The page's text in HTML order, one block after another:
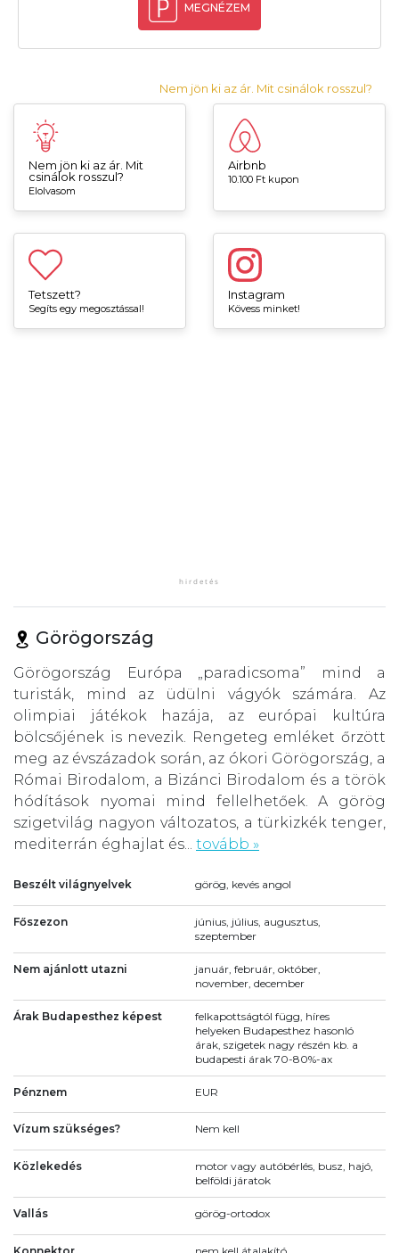
MEGNÉZEM
Nem jön ki az ár. Mit csinálok rosszul?
Nem jön ki az ár. Mit
csinálok rosszul?
Elolvasom
Airbnb
10.100 Ft kupon
Tetszett?
Segíts egy megosztással!
Instagram
Kövess minket!
Görögország
Görögország Európa „paradicsoma” mind a
turisták, mind az üdülni vágyók számára. Az
olimpiai játékok hazája, az európai kultúra
bölcsőjének is nevezik. Rengeteg emléket őrzött
meg az évszázadok során, az ókori Görögország, a
Római Birodalom, a Bizánci Birodalom és a török
hódítások nyomai mind fellelhetőek. A görög
szigetvilág nagyon változatos, a türkizkék tenger,
mediterrán éghajlat és... tovább »
Beszélt világnyelvek görög, kevés angol
Főszezon
június, július, augusztus,
szeptember
Nem ajánlott utazni
január, február, október,
november, december
Árak Budapesthez képest
felkapottságtól függ, híres
helyeken Budapesthez hasonló
árak, szigetek nagy részén kb. a
budapesti árak 70-80%-ax
Pénznem EUR
Vízum szükséges? Nem kell
Közlekedés
motor vagy autóbérlés, busz, hajó,
belföldi járatok
Vallás görög-ortodox